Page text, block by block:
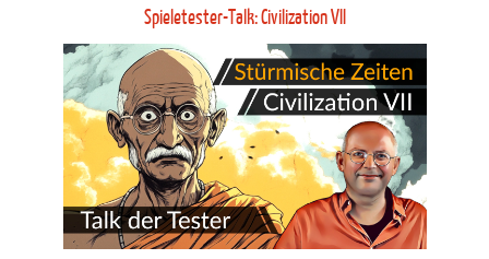
Spieletester-Talk: Civilization VII